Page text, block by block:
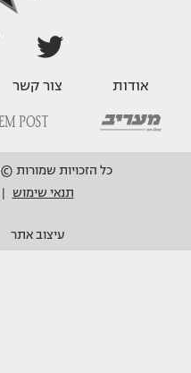
אודות צור קשר
כל הזכויות שמורות © 2014 מעריב און ליין בע"מ.
תנאי שימוש
עיצוב אתר